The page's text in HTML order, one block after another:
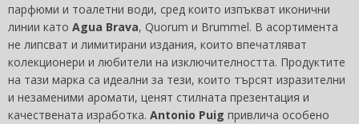
парфюми и тоалетни води, сред които изпъкват иконични
линии като Agua Brava, Quorum и Brummel. В асортимента
не липсват и лимитирани издания, които впечатляват
колекционери и любители на изключителността. Продуктите
на тази марка са идеални за тези, които търсят изразителни
и незаменими аромати, ценят стилната презентация и
качествената изработка. Antonio Puig привлича особено